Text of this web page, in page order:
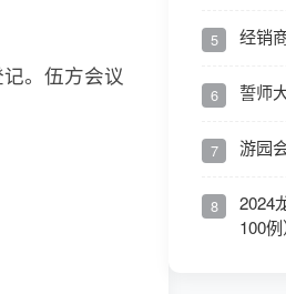
。伍方会议
5 经销
6 誓师
7 游园
8
2024
100例